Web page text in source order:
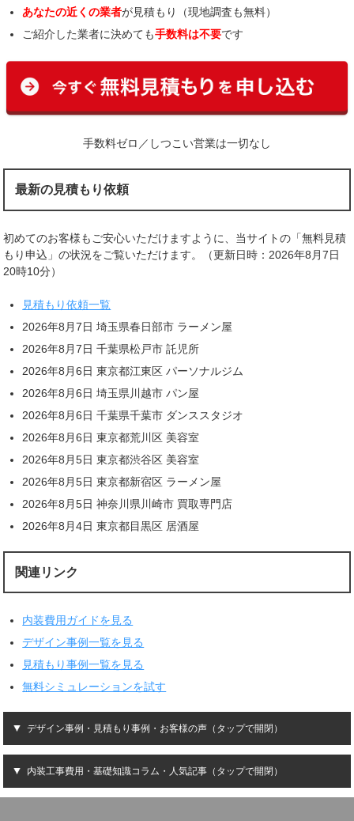
あなたの近くの業者が見積もり（現地調査も無料）
ご紹介した業者に決めても手数料は不要です
手数料ゼロ／しつこい営業は一切なし
最新の見積もり依頼
初めてのお客様もご安心いただけますように、当サイトの「無料見積
もり申込」の状況をご覧いただけます。（更新日時：2026年8月7日
20時10分）
見積もり依頼一覧
2026年8月7日 埼玉県春日部市 ラーメン屋
2026年8月7日 千葉県松戸市 託児所
2026年8月6日 東京都江東区 パーソナルジム
2026年8月6日 埼玉県川越市 パン屋
2026年8月6日 千葉県千葉市 ダンススタジオ
2026年8月6日 東京都荒川区 美容室
2026年8月5日 東京都渋谷区 美容室
2026年8月5日 東京都新宿区 ラーメン屋
2026年8月5日 神奈川県川崎市 買取専門店
2026年8月4日 東京都目黒区 居酒屋
関連リンク
内装費用ガイドを見る
デザイン事例一覧を見る
見積もり事例一覧を見る
無料シミュレーションを試す
デザイン事例・見積もり事例・お客様の声（タップで開閉）
内装工事費用・基礎知識コラム・人気記事（タップで開閉）